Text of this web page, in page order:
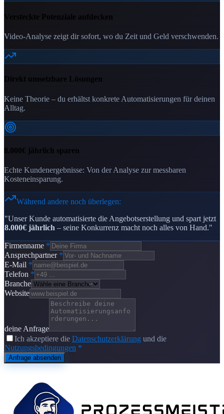
Versteckte Potenziale aufdecken
Video-Analyse zeigt dir sofort, wo du Zeit und Geld verschwenden.
Direkt umsetzbare Lösungen
Keine Theorie – du erhältst konkrete Automatisierungen für deinen
Alltag.
8.000€ jährlich sparen
Echte Kundenergebnisse: Von der Analyse zur messbaren
Kosteneinsparung.
Während andere noch überlegen:
"Unser Kunde automatisierte die Angebotserstellung und spart jetzt
8.000€ jährlich – seine Konkurrenz macht noch alles von Hand."
Firmenname *
Ansprechpartner *
E-Mail *
Telefon *
Branche
Website
deine Anfrage
Ich akzeptiere die Datenschutzerklärung und die
Nutzungsbedingungen *
Anfrage absenden